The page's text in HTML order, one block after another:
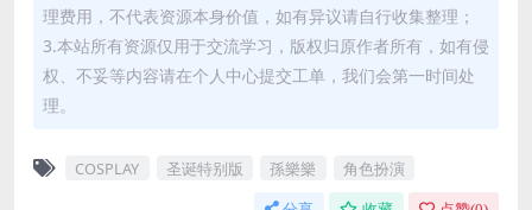
理费用，不代表资源本身价值，如有异议请自行收集整理；
3.本站所有资源仅用于交流学习，版权归原作者所有，如有侵
权、不妥等内容请在个人中心提交工单，我们会第一时间处
理。
COSPLAY 圣诞特别版 孫樂樂 角色扮演